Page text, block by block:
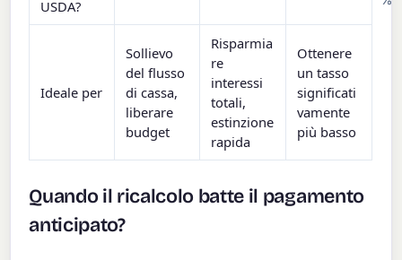
USDA?
Ideale per
Sollievo
del flusso
di cassa,
liberare
budget
Risparmia
re
interessi
totali,
estinzione
rapida
Ottenere
un tasso
significati
vamente
più basso
Quando il ricalcolo batte il pagamento
anticipato?